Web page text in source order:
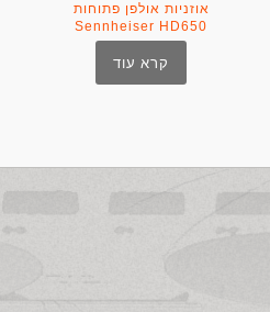
אוזניות אולפן פתוחות
Sennheiser HD650
קרא עוד